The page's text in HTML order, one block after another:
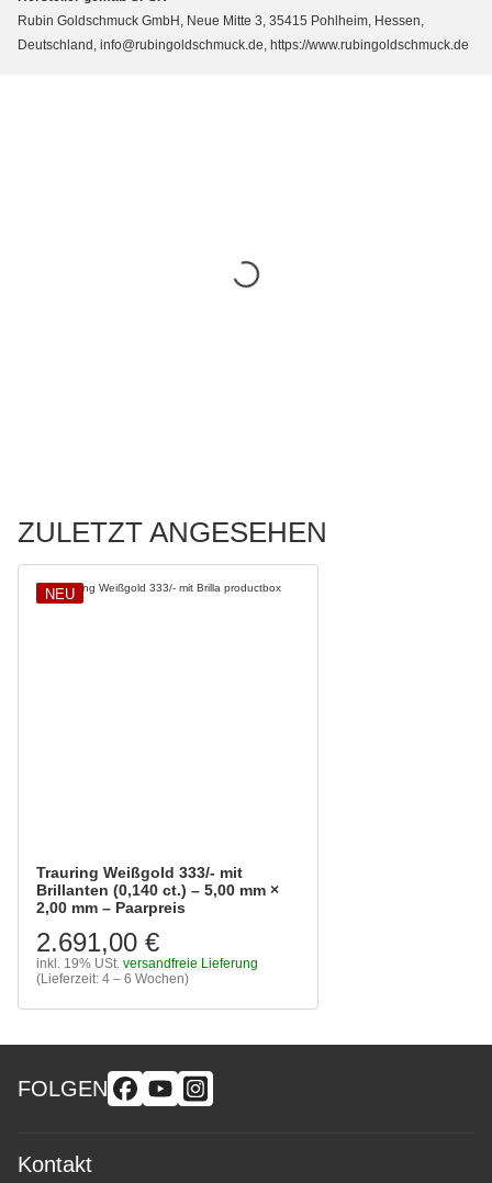
Rubin Goldschmuck GmbH, Neue Mitte 3, 35415 Pohlheim, Hessen,
Deutschland, info@rubingoldschmuck.de, https://www.rubingoldschmuck.de
ZULETZT ANGESEHEN
NEU
Trauring Weißgold 333/- mit
Brillanten (0,140 ct.) – 5,00 mm ×
2,00 mm – Paarpreis
2.691,00 €
inkl. 19% USt. versandfreie Lieferung
(Lieferzeit: 4 – 6 Wochen)
FOLGEN
Kontakt